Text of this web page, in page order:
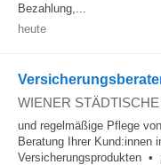
Bezahlung,...
heute
WIENER
und regelmäßige Pflege
Beratung Ihrer Kund:innen
Versicherungsprodukten •